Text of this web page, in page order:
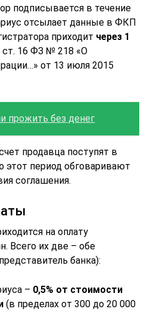
подписывается в течение
отсылает данные в ФКП
приходит через 1
ст. 16 ФЗ № 218 «О
от 13 июля 2015
прожить без денег
продавца поступят в
этот период обговаривают
соглашения.
на оплату
Всего их две – обе
банка):
– 0,5% от стоимости
(в пределах от 300 до 20 000